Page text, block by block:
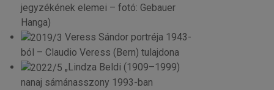
jegyzékének elemei – fotó: Gebauer
Hanga)
Veress Sándor portréja 1943-
ból – Claudio Veress (Bern) tulajdona
„Lindza Beldi (1909–1999)
nanaj sámánasszony 1993-ban